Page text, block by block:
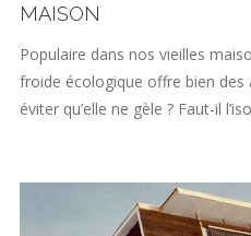
MAISON
Populaire dans nos vieilles
froide écologique offre bien
éviter qu’elle ne gèle ? Faut-il